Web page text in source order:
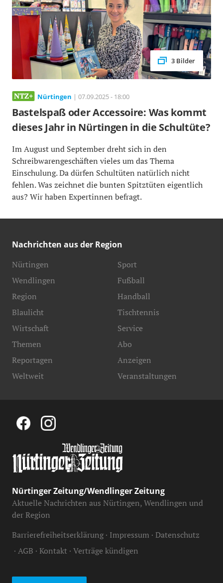
3 Bilder
Nürtingen | 07.09.2025 - 18:00
Bastelspaß oder Accessoire: Was kommt
dieses Jahr in Nürtingen in die Schultüte?
Im August und September dreht sich in den
Schreibwarengeschäften vieles um das Thema
Einschulung. Da dürfen Schultüten natürlich nicht
fehlen. Was zeichnet die bunten Spitztüten eigentlich
aus? Wir haben Expertinnen befragt.
Nachrichten aus der Region
Nürtingen
Wendlingen
Region
Blaulicht
Sport
Fußball
Handball
Tischtennis
Wirtschaft
Themen
Reportagen
Weltweit
Service
Abo
Anzeigen
Veranstaltungen
Nürtinger Zeitung/Wendlinger Zeitung
Aktuelle Nachrichten aus Nürtingen, Wendlingen und
der Region
Barrierefreiheitserklärung Impressum Datenschutz
AGB Kontakt Verträge kündigen